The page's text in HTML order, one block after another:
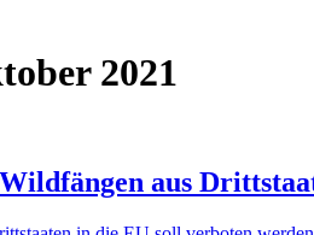
2021
aus